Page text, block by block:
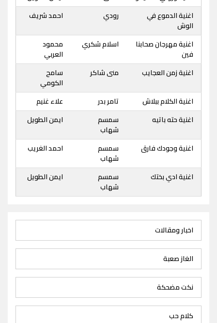
اغنية الدموع في
الوش
رودي احمد شريف
اغنية مهرجان صحابنا
فين
اسلام شكري
محمود
العربي
اغنية زمن العجايب
منى شاكر
سامح
الكومي
اغنية الكلام ببلاش
تامر بدر
علاء غنيم
اغنية حته باتيه
سمسم
شهاب
ايمن الطويل
اغنية وجودك فارق
سمسم
شهاب
احمد الغريب
اغنية ادي بختك
سمسم
شهاب
ايمن الطويل
اخبار ومقالات
الغاز صعبة
نكت مضحكة
كلام حب